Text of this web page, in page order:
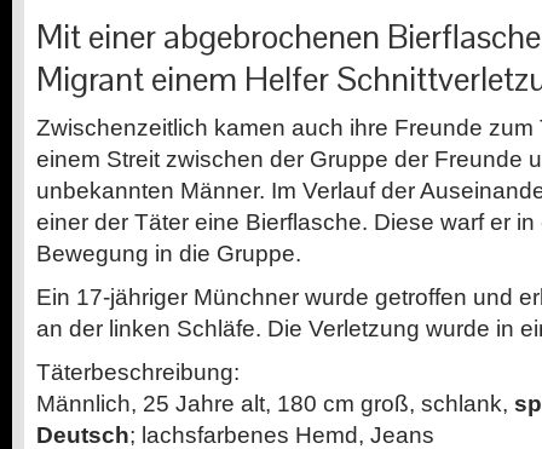
Mit einer abgebrochenen
Migrant einem Helfer
Zwischenzeitlich kamen auch ihre Freunde zum
einem Streit zwischen der Gruppe der Freunde
unbekannten Männer. Im Verlauf der
einer der Täter eine Bierflasche. Diese warf er
Bewegung in die Gruppe.
Ein 17-jähriger Münchner wurde getroffen und
an der linken Schläfe. Die Verletzung wurde in
Täterbeschreibung:
Männlich, 25 Jahre alt, 180 cm groß, schlank,
Deutsch; lachsfarbenes Hemd, Jeans